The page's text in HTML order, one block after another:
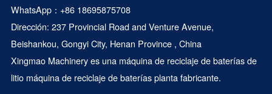
WhatsApp： +86 18695875708
Dirección: 237 Provincial Road and Venture Avenue,
Beishankou, Gongyi City, Henan Province , China
Xingmao Machinery es una máquina de reciclaje de baterías de
litio máquina de reciclaje de bateríasplanta fabricante.